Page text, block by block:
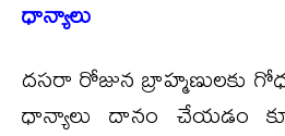
ధాన్యాలు
దసరా రోజున బ్రాహ్మణులకు
ధాన్యాలు దానం చేయడం